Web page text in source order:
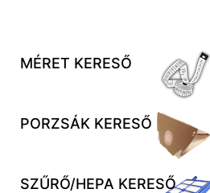
MÉRET KERESŐ
PORZSÁK KERESŐ
SZŰRŐ/HEPA KERESŐ